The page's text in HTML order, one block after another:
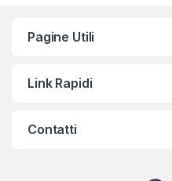
Pagine Utili
Link Rapidi
Contatti